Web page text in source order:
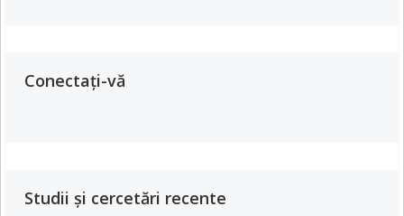
Conectați-vă
Studii și cercetări recente